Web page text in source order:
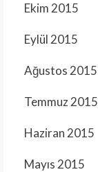
Ekim 2015
Eylül 2015
Ağustos 2015
Temmuz 2015
Haziran 2015
Mayıs 2015